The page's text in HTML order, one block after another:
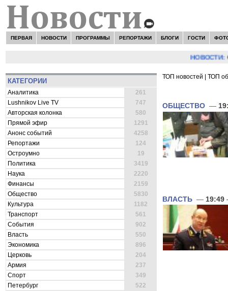
ПЕРВАЯ НОВОСТИ ПРОГРАММЫ РЕПОРТАЖИ БЛОГИ ГОСТИ
НОВОСТИ:
КАТЕГОРИИ
Аналитика
261
Lushnikov Live TV
747
Авторская колонка
580
Прямой эфир
1291
Анонс событий
4258
Репортажи
124
Остроумно
19
Политика
3419
Наука
2220
Финансы
2159
Общество
5830
Культура
1182
Транспорт
561
События
902
Власть
550
Экономика
896
Церковь
204
Армия
237
Спорт
349
Петербург
522
ТОП новостей ТОП
ОБЩЕСТВО —
ВЛАСТЬ — 19:49